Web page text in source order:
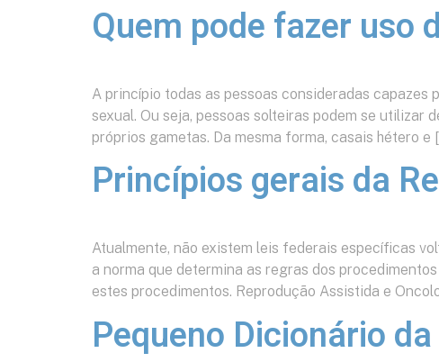
Quem pode fazer uso
A princípio todas as pessoas consideradas
sexual. Ou seja, pessoas solteiras podem se utilizar
próprios gametas. Da mesma forma, casais hétero e
Princípios gerais da
Atualmente, não existem leis federais específicas
a norma que determina as regras dos
estes procedimentos. Reprodução Assistida e
Pequeno Dicionário